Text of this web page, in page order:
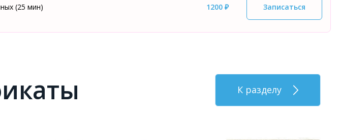
(25 мин) 1200 ₽ Записаться
К разделу